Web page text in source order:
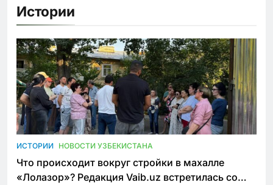
Истории
ИСТОРИИ НОВОСТИ УЗБЕКИСТАНА
Что происходит вокруг стройки в махалле
«Лолазор»? Редакция Vaib.uz встретилась со